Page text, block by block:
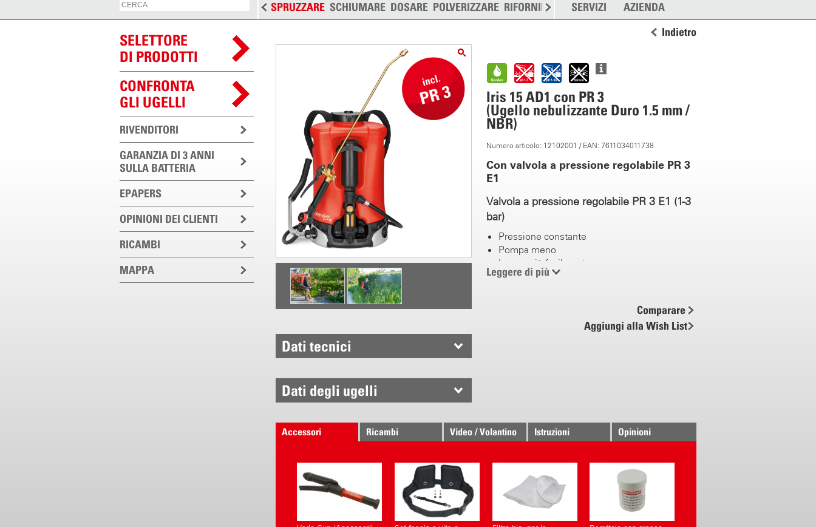
SPRUZZARE SCHIUMARE DOSARE POLVERIZZARE RIFORNIRE SPARGERE ALTRO
SERVIZI AZIENDA
SELETTORE
DI PRODOTTI
CONFRONTA
GLI UGELLI
RIVENDITORI
GARANZIA DI 3 ANNI
SULLA BATTERIA
EPAPERS
OPINIONI DEI CLIENTI
RICAMBI
MAPPA
Indietro
Iris 15 AD1 con PR 3
(Ugello nebulizzante Duro 1.5 mm /
NBR)
Numero articolo: 12102001 / EAN: 7611034011738
Con valvola a pressione regolabile PR 3
E1
Valvola a pressione regolabile PR 3 E1 (1-3
bar)
Pressione constante
Pompa meno
Lavora più facilmente
Meno spruzzi
Leva della pompa
Montabile a destra e sinistra
Impugnatura regolabile in lunghezza
Posizione di lavoro e parcheggio
Acciaio inossidabile
Leggere di più
Comparare
Aggiungi alla Wish List
Dati tecnici
Dati degli ugelli
Accessori Ricambi Video / Volantino Istruzioni Opinioni